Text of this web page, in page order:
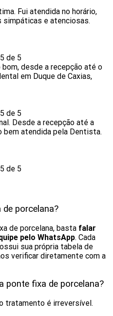
Fui atendida no horário,
simpáticas e atenciosas.
de 5
desde a recepção até o
em Duque de Caxias,
de 5
Desde a recepção até a
bem atendida pela Dentista.
de 5
porcelana?
de porcelana, basta falar
pelo WhatsApp. Cada
sua própria tabela de
verificar diretamente com a
ponte fixa de porcelana?
tratamento é irreversível.